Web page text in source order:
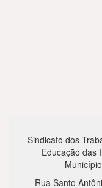
Sindicato dos
Educação das
Rua Santo